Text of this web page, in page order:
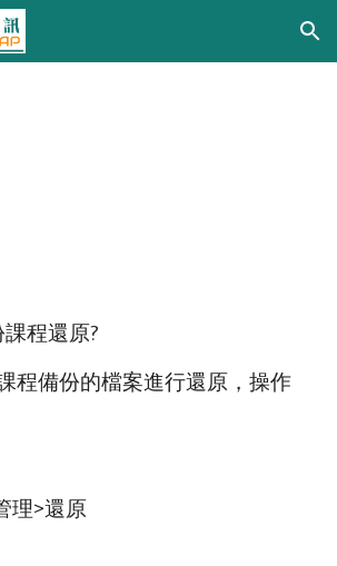
Skip to navigation
程還原?
程備份的檔案進行還原，操作
理>還原